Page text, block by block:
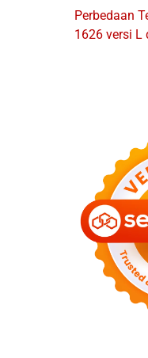
Perbedaan
1626 versi L